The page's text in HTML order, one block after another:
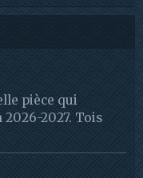
pièce qui
2027. Tois